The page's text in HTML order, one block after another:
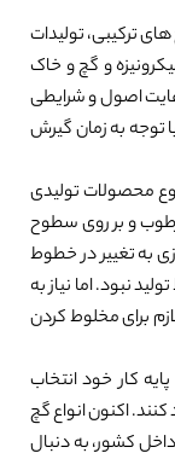
ترکیبی، تولیدات
و گچ و خاک
اصول و شرایطی
توجه به زمان گیرش
محصولات تولیدی
و بر روی سطوح
به تغییر در خطوط
نبود. اما نیاز به
برای مخلوط کردن
پایه کار خود انتخاب
اکنون انواع گچ
کشور، به دنبال